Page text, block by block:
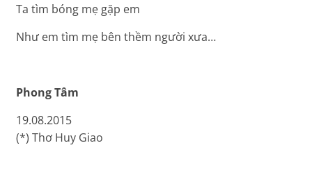
Ta tìm bóng mẹ gặp em
Như em tìm mẹ bên thềm người xưa…
Phong Tâm
19.08.2015
(*) Thơ Huy Giao